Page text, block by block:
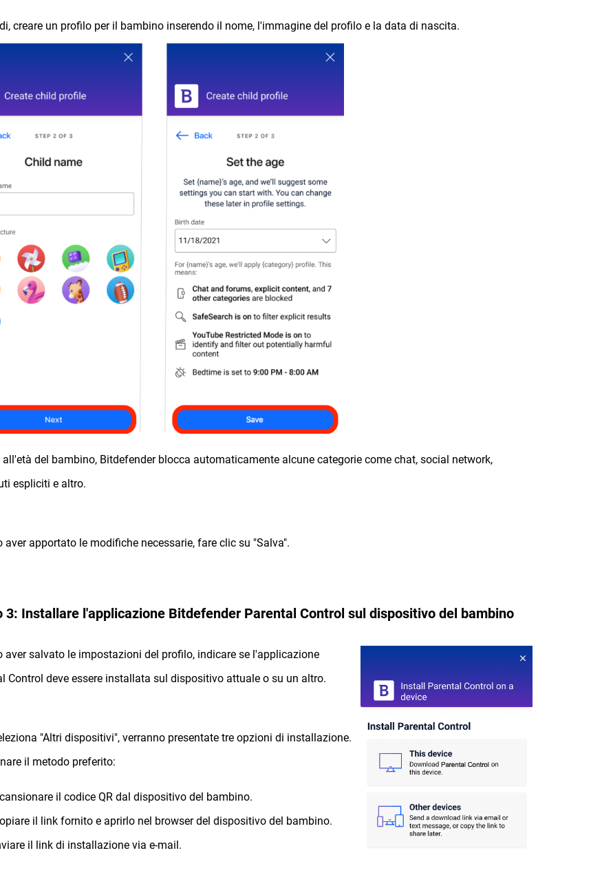
creare un profilo per il bambino inserendo il nome, l'immagine del profilo e la data di nascita.
all'età del bambino, Bitdefender blocca automaticamente alcune categorie come chat, social network,
espliciti e altro.
aver apportato le modifiche necessarie, fare clic su "Salva".
3: Installare l'applicazione Bitdefender Parental Control sul dispositivo del bambino
aver salvato le impostazioni del profilo, indicare se l'applicazione
Control deve essere installata sul dispositivo attuale o su un altro.
"Altri dispositivi", verranno presentate tre opzioni di installazione.
il metodo preferito:
il codice QR dal dispositivo del bambino.
il link fornito e aprirlo nel browser del dispositivo del bambino.
il link di installazione via e-mail.